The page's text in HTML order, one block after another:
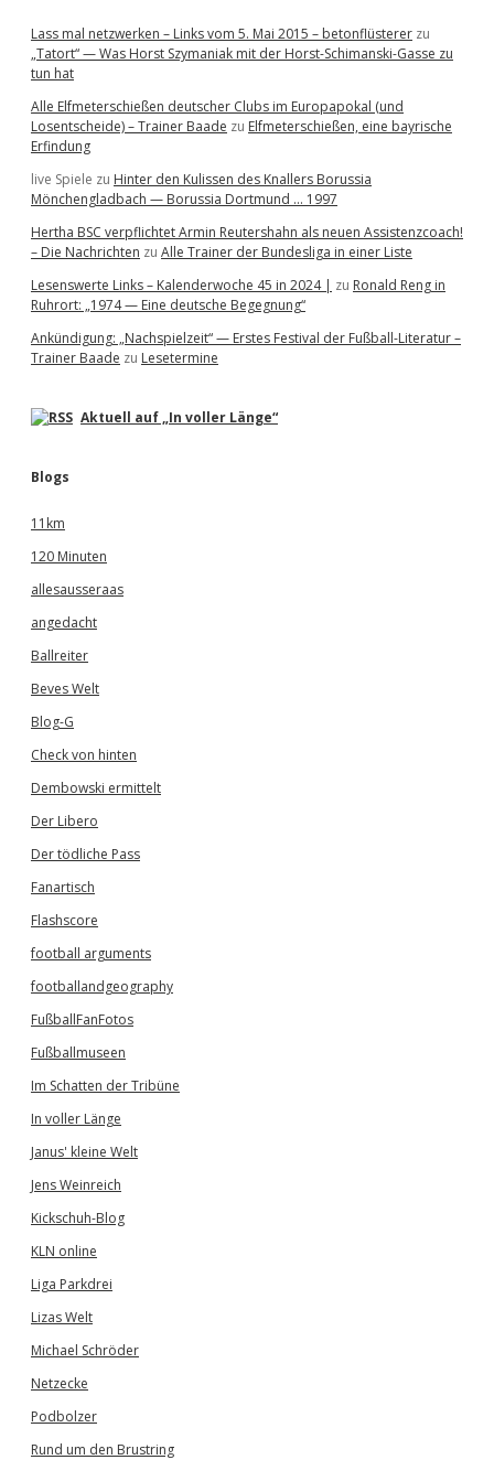
Lass mal netzwerken – Links vom 5. Mai 2015 – betonflüsterer zu
„Tatort“ — Was Horst Szymaniak mit der Horst-Schimanski-Gasse zu
tun hat
Alle Elfmeterschießen deutscher Clubs im Europapokal (und
Losentscheide) – Trainer Baade zu Elfmeterschießen, eine bayrische
Erfindung
live Spiele zu Hinter den Kulissen des Knallers Borussia
Mönchengladbach — Borussia Dortmund … 1997
Hertha BSC verpflichtet Armin Reutershahn als neuen Assistenzcoach!
– Die Nachrichten zu Alle Trainer der Bundesliga in einer Liste
Lesenswerte Links – Kalenderwoche 45 in 2024 | zu Ronald Reng in
Ruhrort: „1974 — Eine deutsche Begegnung“
Ankündigung: „Nachspielzeit“ — Erstes Festival der Fußball-Literatur –
Trainer Baade zu Lesetermine
Aktuell auf „In voller Länge“
Blogs
11km
120 Minuten
allesausseraas
angedacht
Ballreiter
Beves Welt
Blog-G
Check von hinten
Dembowski ermittelt
Der Libero
Der tödliche Pass
Fanartisch
Flashscore
football arguments
footballandgeography
FußballFanFotos
Fußballmuseen
Im Schatten der Tribüne
In voller Länge
Janus' kleine Welt
Jens Weinreich
Kickschuh-Blog
KLN online
Liga Parkdrei
Lizas Welt
Michael Schröder
Netzecke
Podbolzer
Rund um den Brustring